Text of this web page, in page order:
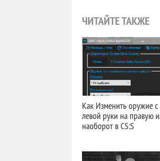
ЧИТАЙТЕ ТАКЖЕ
Как Изменить оружие с
левой руки на правую
наоборот в CS:S